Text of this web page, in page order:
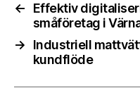
←
Effektiv
småföretag i
→
Industriell
kundflöde